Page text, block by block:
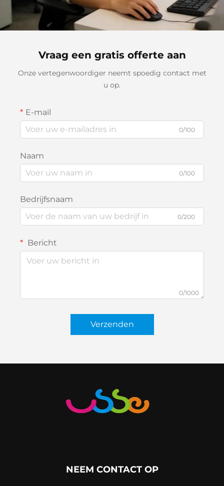
Vraag een gratis offerte aan
Onze vertegenwoordiger neemt spoedig contact met
u op.
E-mail
0/100
Naam
0/100
Bedrijfsnaam
0/200
Bericht
0/1000
Verzenden
NEEM CONTACT OP